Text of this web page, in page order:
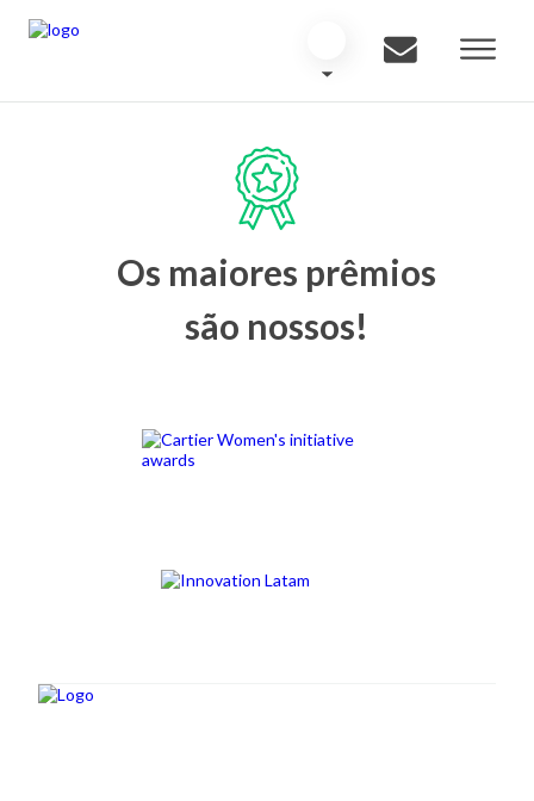
Os maiores prêmios
são nossos!